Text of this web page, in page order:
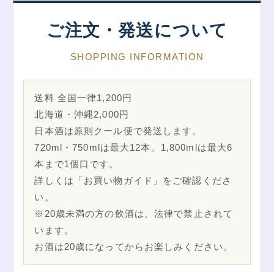
ご注文・発送について
SHOPPING INFORMATION
送料 全国一律1,200円
北海道・沖縄2,000円
日本酒は原則クール便で発送します。
720ml・750mlは最大12本、1,800mlは最大6
本まで1個口です。
詳しくは「お買い物ガイド」をご確認くださ
い。
※20歳未満の方の飲酒は、法律で禁止されて
います。
お酒は20歳になってからお楽しみください。